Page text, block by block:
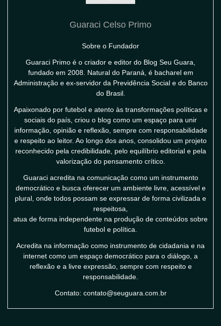
Guaraci Celso Primo
Sobre o Fundador
Guaraci Primo é o criador e editor do Blog Seu Guara,
fundado em 2008. Natural do Paraná, é bacharel em
Administração e ex-servidor da Previdência Social e do Banco
do Brasil.
Apaixonado por futebol e atento às transformações políticas e
sociais do país, criou o blog como um espaço para unir
informação, opinião e reflexão, sempre com responsabilidade
e respeito ao leitor. Ao longo dos anos, consolidou um projeto
reconhecido pela credibilidade, pelo equilíbrio editorial e pela
valorização do pensamento crítico.
Guaraci acredita na comunicação como um instrumento
democrático e busca oferecer um ambiente livre, acessível e
plural, onde todos possam se expressar de forma civilizada e
respeitosa,
atua de forma independente na produção de conteúdos sobre
futebol e política.
Acredita na informação como instrumento de cidadania e na
internet como um espaço democrático para o diálogo, a
reflexão e a livre expressão, sempre com respeito e
responsabilidade.
Contato: contato@seuguara.com.br